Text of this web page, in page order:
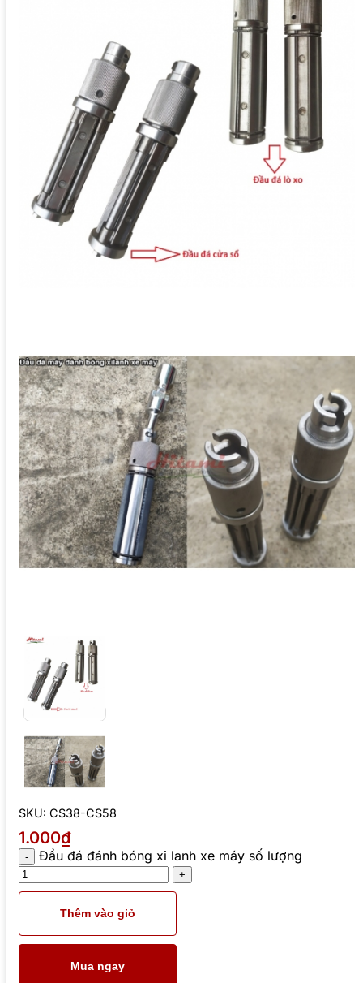
SKU: CS38-CS58
1.000₫
Đầu đá đánh bóng xi lanh xe máy số lượng
Thêm vào giỏ
Mua ngay